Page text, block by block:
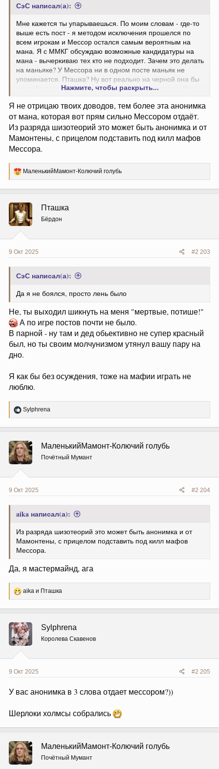
СэС написал(а):
Мне кажется ты упарываешься. По моим словам - где-то
выше есть пост - я методом исключения прошелся по
всем игрокам и Мессор остался самым вероятным на
мана. Я с ММКГ обсуждаю возможные кандидатуры на
мана - вычеркиваю тех кто не подходит. Зачем это делать
на маньяке? У Мессора ни в одном посте маньяк не
упоминается. Пташка? Ну вот реально на черной она бы
так себя вела? Как то потише сидела бы наверное. Кто
Нажмите, чтобы раскрыть...
Я не отрицаю твоих доводов, тем более эта анонимка
от мана, которая вот прям сильно Мессором отдаёт.
Из разряда шизотеорий это может быть анонимка и от
Мамонтены, с прицелом подставить под килл мафов
Мессора.
Р
е
ц
и
и
:
МаленькийМамонт-Колючий голубь
Пташка
Бёрдон
9 Окт 2025 #2 203
СэС написал(а):
Да я не боялся, просто лень было
Не, ты выходил шикнуть на меня "мертвые, потише!"
А по игре постов почти не было.
В парной - ну там и дед обьективно не супер красный
был, но ты своим молчунизмом утянул вашу пару на
дно.
Я как бы без осуждения, тоже на мафии играть не
люблю.
Р
е
ц
и
и
:
Sylphrena
МаленькийМамонт-Колючий голубь
Почётный Мумант
9 Окт 2025 #2 204
aika написал(а):
Из разряда шизотеорий это может быть анонимка и от
Мамонтены, с прицелом подставить под килл мафов
Мессора.
Да, я мастермайнд, ага
Р
е
ц
и
и
:
aika и Пташка
Sylphrena
Королева Скавенов
9 Окт 2025 #2 205
У вас анонимка в 3 слова отдает мессором?))
Шерлоки холмсы собрались
МаленькийМамонт-Колючий голубь
Почётный Мумант